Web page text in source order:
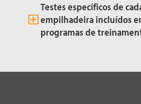
Testes específicos de
empilhadeira incluídos
programas de